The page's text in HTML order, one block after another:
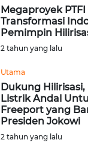
Megaproyek PTFI
Transformasi
Pemimpin
2 tahun yang lalu
Utama
Dukung Hilirisasi,
Listrik Andal
Freeport yang
Presiden Jokowi
2 tahun yang lalu